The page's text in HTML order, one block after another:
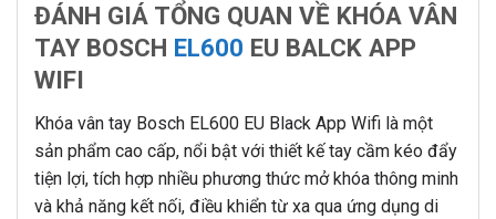
ĐÁNH GIÁ TỔNG QUAN VỀ KHÓA VÂN
TAY BOSCH EL600 EU BALCK APP
WIFI
Khóa vân tay Bosch EL600 EU Black App Wifi là một
sản phẩm cao cấp, nổi bật với thiết kế tay cầm kéo đẩy
tiện lợi, tích hợp nhiều phương thức mở khóa thông minh
và khả năng kết nối, điều khiển từ xa qua ứng dụng di